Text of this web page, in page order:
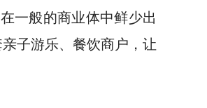
一般的商业体中鲜少出
子游乐、餐饮商户，让